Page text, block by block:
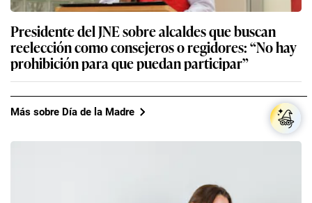
Presidente del JNE sobre alcaldes que buscan
reelección como consejeros o regidores: “No hay
prohibición para que puedan participar”
Más sobre Día de la Madre